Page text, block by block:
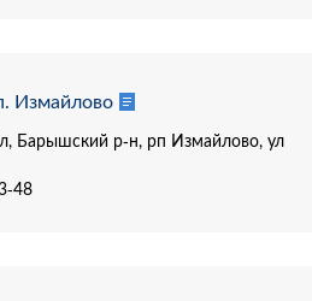
Барышский р-н, рп Измайлово, ул
48